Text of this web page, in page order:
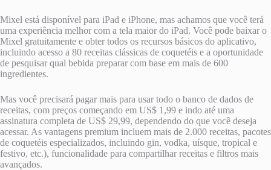
Mixel está disponível para iPad e iPhone, mas achamos que você terá
uma experiência melhor com a tela maior do iPad. Você pode baixar o
Mixel gratuitamente e obter todos os recursos básicos do aplicativo,
incluindo acesso a 80 receitas clássicas de coquetéis e a oportunidade
de pesquisar qual bebida preparar com base em mais de 600
ingredientes.
Mas você precisará pagar mais para usar todo o banco de dados de
receitas, com preços começando em US$ 1,99 e indo até uma
assinatura completa de US$ 29,99, dependendo do que você deseja
acessar. As vantagens premium incluem mais de 2.000 receitas, pacotes
de coquetéis especializados, incluindo gin, vodka, uísque, tropical e
festivo, etc.), funcionalidade para compartilhar receitas e filtros mais
avançados.